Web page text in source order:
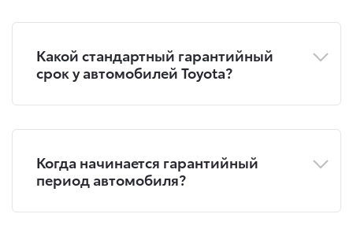
Какой стандартный гарантийный
срок у автомобилей Toyota?
Когда начинается гарантийный
период автомобиля?